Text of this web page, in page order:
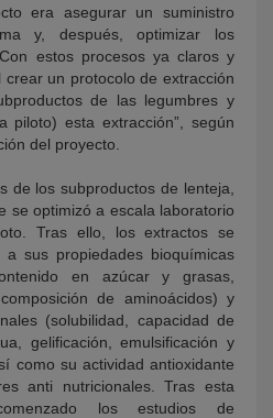
era asegurar un suministro
y, después, optimizar los
estos procesos ya claros y
un protocolo de extracción
de las legumbres y
piloto) esta extracción”, según
del proyecto.
de los subproductos de lenteja,
se optimizó a escala laboratorio
Tras ello, los extractos se
sus propiedades bioquímicas
en azúcar y grasas,
de aminoácidos) y
(solubilidad, capacidad de
gelificación, emulsificación y
como su actividad antioxidante
anti nutricionales. Tras esta
los estudios de